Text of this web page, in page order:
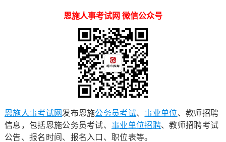
恩施人事考试网 微信公众号
恩施人事考试网 发布恩施公务员考试、事业单位、教师招聘
信息，包括恩施公务员考试、事业单位招聘、教师招聘考试
公告、报名时间、报名入口、职位表等。